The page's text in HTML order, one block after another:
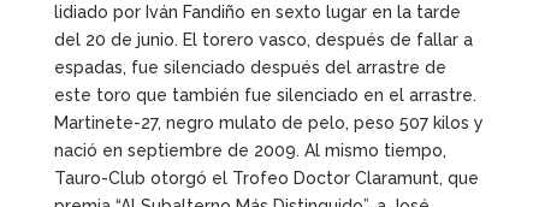
lidiado por Iván Fandiño en sexto lugar en la tarde
del 20 de junio. El torero vasco, después de fallar a
espadas, fue silenciado después del arrastre de
este toro que también fue silenciado en el arrastre.
Martinete-27, negro mulato de pelo, peso 507 kilos y
nació en septiembre de 2009. Al mismo tiempo,
Tauro-Club otorgó el Trofeo Doctor Claramunt, que